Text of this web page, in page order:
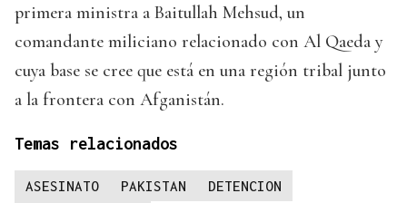
primera ministra a Baitullah Mehsud, un
comandante miliciano relacionado con Al Qaeda y
cuya base se cree que está en una región tribal junto
a la frontera con Afganistán.
Temas relacionados
ASESINATO PAKISTAN
DETENCION